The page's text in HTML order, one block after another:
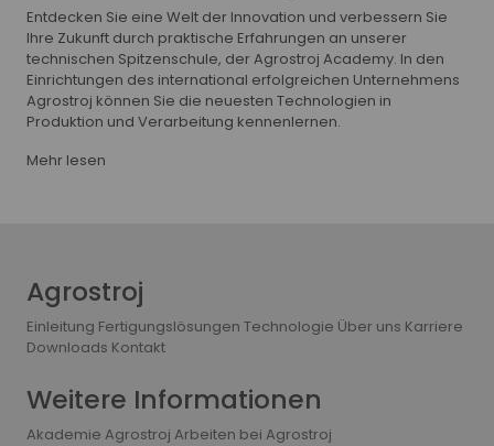
Entdecken Sie eine Welt der Innovation und verbessern Sie
Ihre Zukunft durch praktische Erfahrungen an unserer
technischen Spitzenschule, der Agrostroj Academy. In den
Einrichtungen des international erfolgreichen Unternehmens
Agrostroj können Sie die neuesten Technologien in
Produktion und Verarbeitung kennenlernen.
Mehr lesen
Agrostroj
Einleitung Fertigungslösungen Technologie Über uns Karriere
Downloads Kontakt
Weitere Informationen
Akademie Agrostroj Arbeiten bei Agrostroj